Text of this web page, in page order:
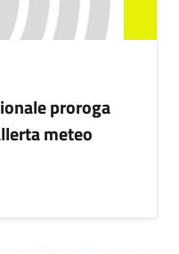
proroga
meteo